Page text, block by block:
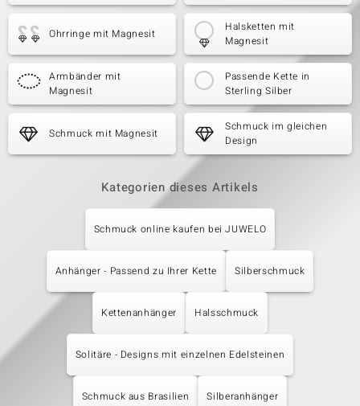
Ohrringe mit Magnesit
Halsketten mit
Magnesit
Armbänder mit
Magnesit
Passende Kette in
Sterling Silber
Schmuck mit Magnesit
Schmuck im gleichen
Design
Kategorien dieses Artikels
Schmuck online kaufen bei JUWELO
Anhänger - Passend zu Ihrer Kette Silberschmuck
Kettenanhänger Halsschmuck
Solitäre - Designs mit einzelnen Edelsteinen
Schmuck aus Brasilien Silberanhänger